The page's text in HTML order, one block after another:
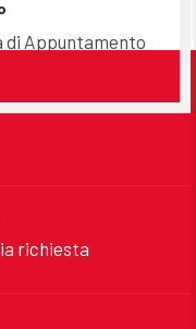
di Appuntamento
richiesta